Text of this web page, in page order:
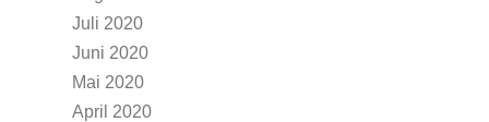
Juli 2020
Juni 2020
Mai 2020
April 2020